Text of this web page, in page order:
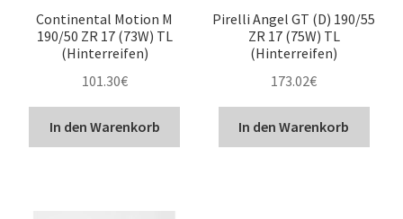
Continental Motion M
190/50 ZR 17 (73W) TL
(Hinterreifen)
101.30€
In den Warenkorb
Pirelli Angel GT (D) 190/55
ZR 17 (75W) TL
(Hinterreifen)
173.02€
In den Warenkorb